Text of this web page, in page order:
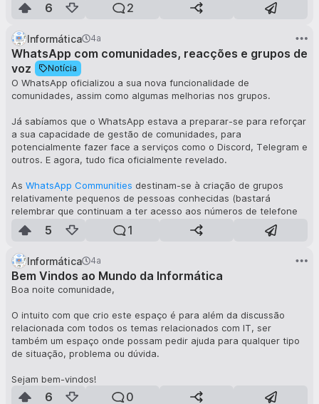
Elon Musk não quis ficar limitado a um conselho de administração
disso quer poder total e absoluto sobre o que o Twitter deve
fazer,comprando-o na totalidade.
O fundador da Tesla e SpaceX faz uma oferta de aquisição é de
$54.20 por acção, dizendo que as mudanças que o Twitter
precisa obrigam a que tenha tal poder de decisão sobre o
Twitter, e claro que vem acompanhada de uma ameaça velada
de que se não o puder fazer, se terá que livrar da sua
participação no Twitter - o que garantidamente teria um efeito
drástico negativo no preço das acções. Acções essas que têm
subido desde que Musk comprou o lote inicial.
Fonte:
Elon Musk quer comprar o Twitter | Aberto até de
Madrugada
6 2
Informática 4a
WhatsApp com comunidades, reacções e grupos de
voz
Notícia
O WhatsApp oficializou a sua nova funcionalidade de
comunidades, assim como algumas melhorias nos grupos.
Já sabíamos que o WhatsApp estava a preparar-se para reforçar
a sua capacidade de gestão de comunidades, para
potencialmente fazer face a serviços como o Discord, Telegram e
outros. E agora, tudo fica oficialmente revelado.
As WhatsApp Communities destinam-se à criação de grupos
relativamente pequenos de pessoas conhecidas (bastará
relembrar que continuam a ter acesso aos números de telefone
uns dos outros) - em contraste com os grupos do Facebook, que
pretendem agregar milhares de pessoas que não se conhecem
permitem criar sub-grupos para manter as coisas mais
organizadas.
Aberto até de Madrugada
5 1
Informática 4a
Bem Vindos ao Mundo da Informática
Boa noite comunidade,
O intuito com que crio este espaço é para além da discussão
relacionada com todos os temas relacionados com IT, ser
também um espaço onde possam pedir ajuda para qualquer tipo
de situação, problema ou dúvida.
Sejam bem-vindos!
6 0